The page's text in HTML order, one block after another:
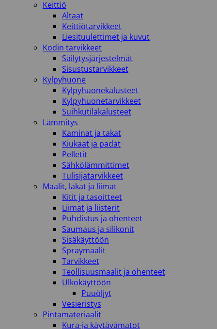
Keittiö
Altaat
Keittiötarvikkeet
Liesituulettimet ja kuvut
Kodin tarvikkeet
Säilytysjärjestelmät
Sisustustarvikkeet
Kylpyhuone
Kylpyhuonekalusteet
Kylpyhuonetarvikkeet
Suihkutilakalusteet
Lämmitys
Kaminat ja takat
Kiukaat ja padat
Pelletit
Sähkölämmittimet
Tulisijatarvikkeet
Maalit, lakat ja liimat
Kitit ja tasoitteet
Liimat ja liisterit
Puhdistus ja ohenteet
Saumaus ja silikonit
Sisäkäyttöön
Spraymaalit
Tarvikkeet
Teollisuusmaalit ja ohenteet
Ulkokäyttöön
Puuöljyt
Vesieristys
Pintamateriaalit
Kura-ja käytävämatot